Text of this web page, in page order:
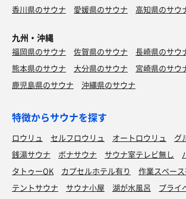
香川県のサウナ
愛媛県のサウナ 高知県のサウ
九州・沖縄
福岡県のサウナ 佐賀県のサウナ
長崎県のサウ
熊本県のサウナ
大分県のサウナ
宮崎県のサウ
鹿児島県のサウナ
沖縄県のサウナ
特徴からサウナを探す
ロウリュ セルフロウリュ オートロウリュ
グ
銭湯サウナ
ボナサウナ サウナ室テレビ無し
タトゥーOK
カプセルホテル有り
作業スペース
テントサウナ
サウナ小屋 湖が水風呂 プライ